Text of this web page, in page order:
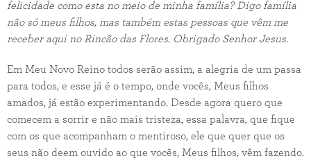
felicidade como esta no meio de minha família? Digo família
não só meus filhos, mas também estas pessoas que vêm me
receber aqui no Rincão das Flores. Obrigado Senhor Jesus.
Em Meu Novo Reino todos serão assim, a alegria de um passa
para todos, e esse já é o tempo, onde vocês, Meus filhos
amados, já estão experimentando. Desde agora quero que
comecem a sorrir e não mais tristeza, essa palavra, que fique
com os que acompanham o mentiroso, ele que quer que os
seus não deem ouvido ao que vocês, Meus filhos, vêm fazendo.